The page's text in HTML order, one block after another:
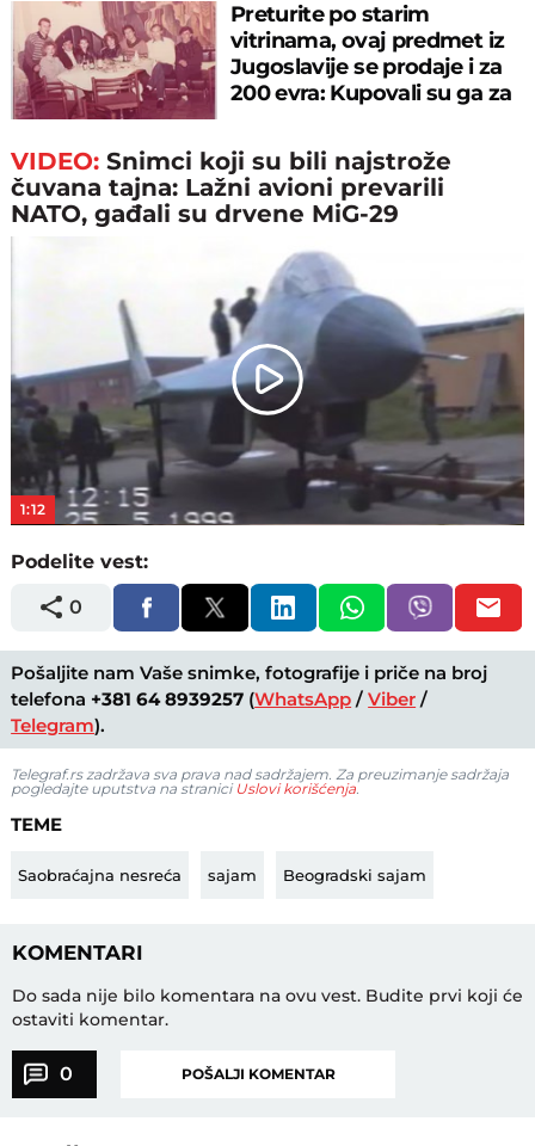
Preturite po starim
vitrinama, ovaj predmet iz
Jugoslavije se prodaje i za
200 evra: Kupovali su ga za
VIDEO:Snimci koji su bili najstrože
čuvana tajna: Lažni avioni prevarili
NATO, gađali su drvene MiG-29
Play
Video
1:12
Podelite vest:
0
Pošaljite nam Vaše snimke, fotografije i priče na broj
telefona +381 64 8939257 (WhatsApp /Viber /
Telegram).
Telegraf.rs zadržava sva prava nad sadržajem. Za preuzimanje sadržaja
pogledajte uputstva na stranici Uslovi korišćenja.
TEME
Saobraćajna nesreća sajam Beogradski sajam
KOMENTARI
Do sada nije bilo komentara na ovu vest. Budite prvi koji će
ostaviti komentar.
0 POŠALJI KOMENTAR